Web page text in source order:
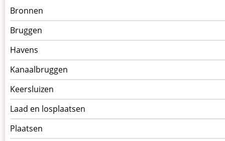
Menu
kunstwerken
op
kunstwerkpagina
Bronnen
Bruggen
Havens
Kanaalbruggen
Keersluizen
Laad en losplaatsen
Plaatsen